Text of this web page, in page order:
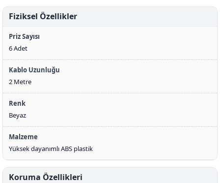
Fiziksel Özellikler
Priz Sayısı
6 Adet
Kablo Uzunluğu
2 Metre
Renk
Beyaz
Malzeme
Yüksek dayanımlı ABS plastik
Koruma Özellikleri